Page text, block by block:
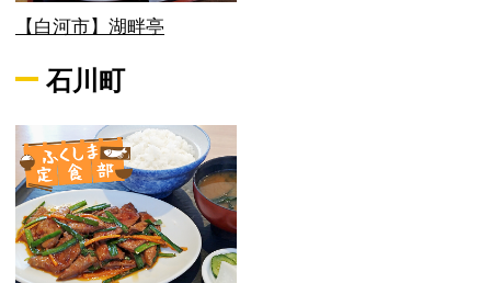
【白河市】湖畔亭
石川町